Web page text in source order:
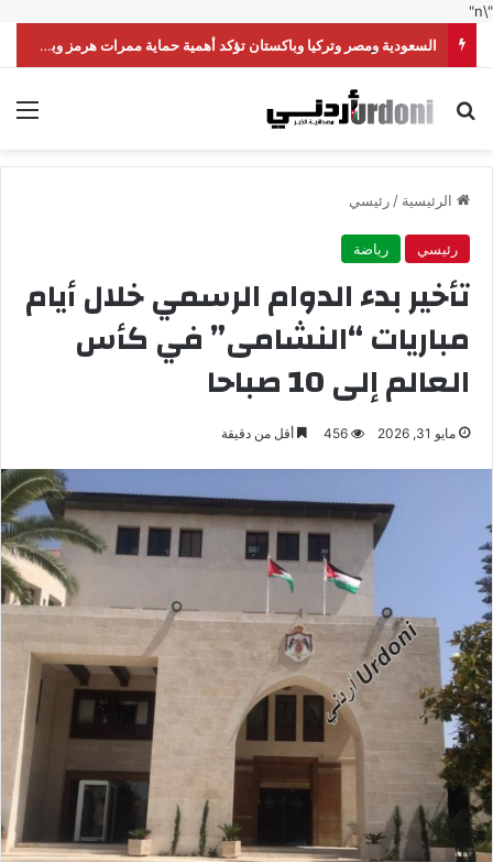
"\n"
السعودية ومصر وتركيا وباكستان تؤكد أهمية حماية ممرات هرمز وباب المندب
بحث عن
الرئيسية /رئيسي
رئيسي رياضة
تأخير بدء الدوام الرسمي خلال أيام
مباريات “النشامى” في كأس
العالم إلى 10 صباحا
مايو 31, 2026 456 أقل من دقيقة